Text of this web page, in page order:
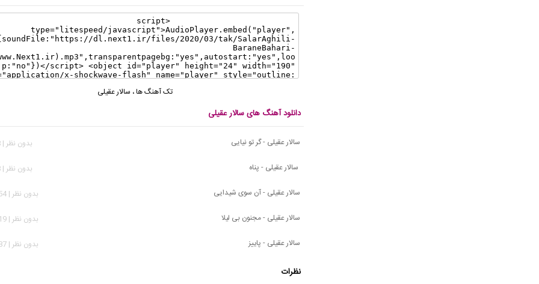
تک آهنگ ها، سالار عقیلی
دانلود آهنگ های سالار عقیلی
سالار عقیلی - گر تو نیایی
بدون نظر | 598 بازدید
سالار عقیلی - پناه
بدون نظر | 568 بازدید
سالار عقیلی - آن سوی شیدایی
بدون نظر | 1,454 بازدید
سالار عقیلی - مجنون بی لیلا
بدون نظر | 1,519 بازدید
سالار عقیلی - پاییز
بدون نظر | 1,587 بازدید
نظرات